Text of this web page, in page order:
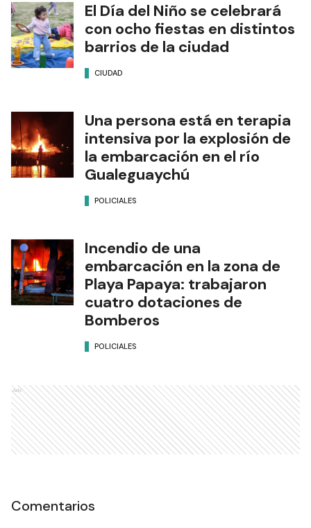
El Día del Niño se celebrará
con ocho fiestas en distintos
barrios de la ciudad
CIUDAD
Una persona está en terapia
intensiva por la explosión de
la embarcación en el río
Gualeguaychú
POLICIALES
Incendio de una
embarcación en la zona de
Playa Papaya: trabajaron
cuatro dotaciones de
Bomberos
POLICIALES
Ads
Comentarios